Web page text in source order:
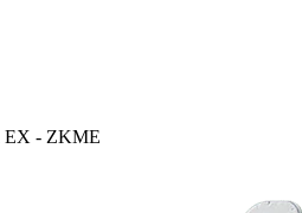
EX - ZKME